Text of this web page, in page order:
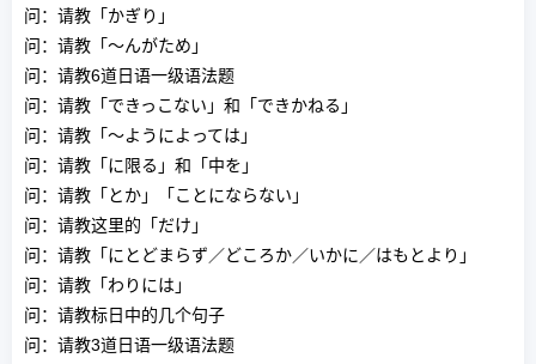
问：请教「かぎり」
问：请教「～んがため」
问：请教6道日语一级语法题
问：请教「できっこない」和「できかねる」
问：请教「～ようによっては」
问：请教「に限る」和「中を」
问：请教「とか」「ことにならない」
问：请教这里的「だけ」
问：请教「にとどまらず／どころか／いかに／はもとより」
问：请教「わりには」
问：请教标日中的几个句子
问：请教3道日语一级语法题